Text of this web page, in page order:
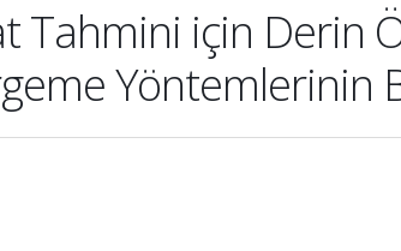
Tahmini için Derin
Yöntemlerinin